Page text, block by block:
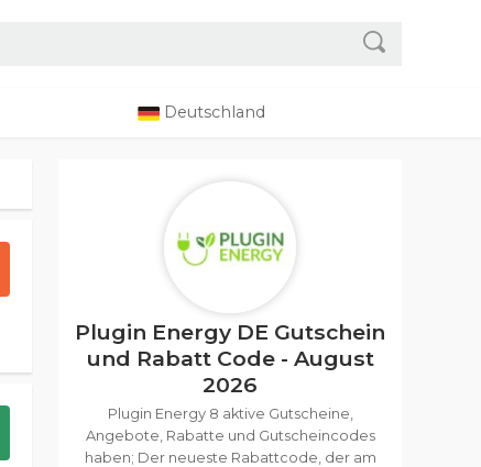
Deutschland
Plugin Energy DE Gutschein
und Rabatt Code - August
2026
Plugin Energy 8 aktive Gutscheine,
Angebote, Rabatte und Gutscheincodes
haben; Der neueste Rabattcode, der am